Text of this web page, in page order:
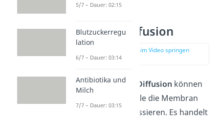
Einfache Diffusion
zur Stelle im Video springen
(05:13)
Bei dereinfachen Diffusion können
bestimmte Moleküle die Membran
ohne Probleme passieren. Es handelt
5/7 – Dauer: 02:15
Blutzuckerregu
lation
6/7 – Dauer: 03:14
Antibiotika und
Milch
7/7 – Dauer: 03:15